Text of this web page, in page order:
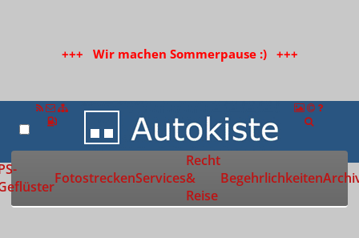
+++ Wir machen Sommerpause :) +++
Zur Startseite
FotostreckenServices
Recht
&
Reise
Begehrlichkeiten